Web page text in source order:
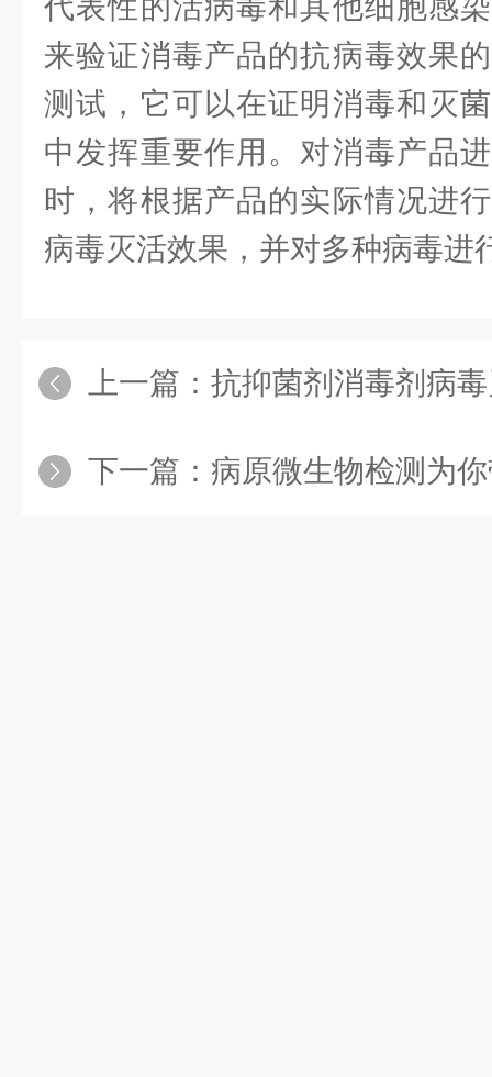
代表性的活病毒和其他细胞感
来验证消毒产品的抗病毒效果
测试，它可以在证明消毒和灭
中发挥重要作用。对消毒产品
时，将根据产品的实际情况进
病毒灭活效果，并对多种病毒进
上一篇： 抗抑菌剂消毒剂病毒灭活效果
下一篇： 病原微生物检测为你带来